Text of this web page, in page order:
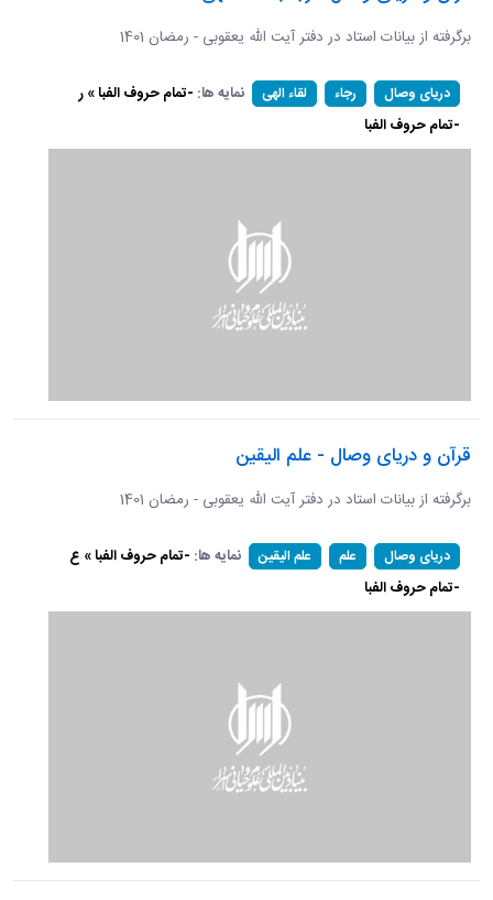
برگرفته از بیانات استاد در دفتر آیت الله یعقوبی - رمضان 1401
دریای وصال رجاء لقاء الهی نمایه ها: -تمام حروف الفبا » ر
-تمام حروف الفبا
قرآن و دریای وصال - علم الیقین
برگرفته از بیانات استاد در دفتر آیت الله یعقوبی - رمضان 1401
دریای وصال علم علم الیقین نمایه ها: -تمام حروف الفبا » ع
-تمام حروف الفبا